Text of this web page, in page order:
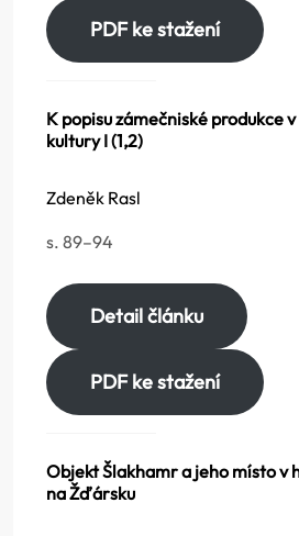
PDF ke stažení
K popisu zámečniské produkce
kultury I (1,2)
Zdeněk Rasl
s. 89–94
Detail článku
PDF ke stažení
Objekt Šlakhamr a jeho místo v
na Žďársku